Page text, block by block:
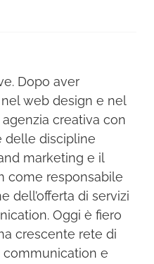
Dopo aver
web design e nel
creativa con
delle discipline
marketing e il
come responsabile
dell’offerta di servizi
Oggi è fiero
crescente rete di
communication e